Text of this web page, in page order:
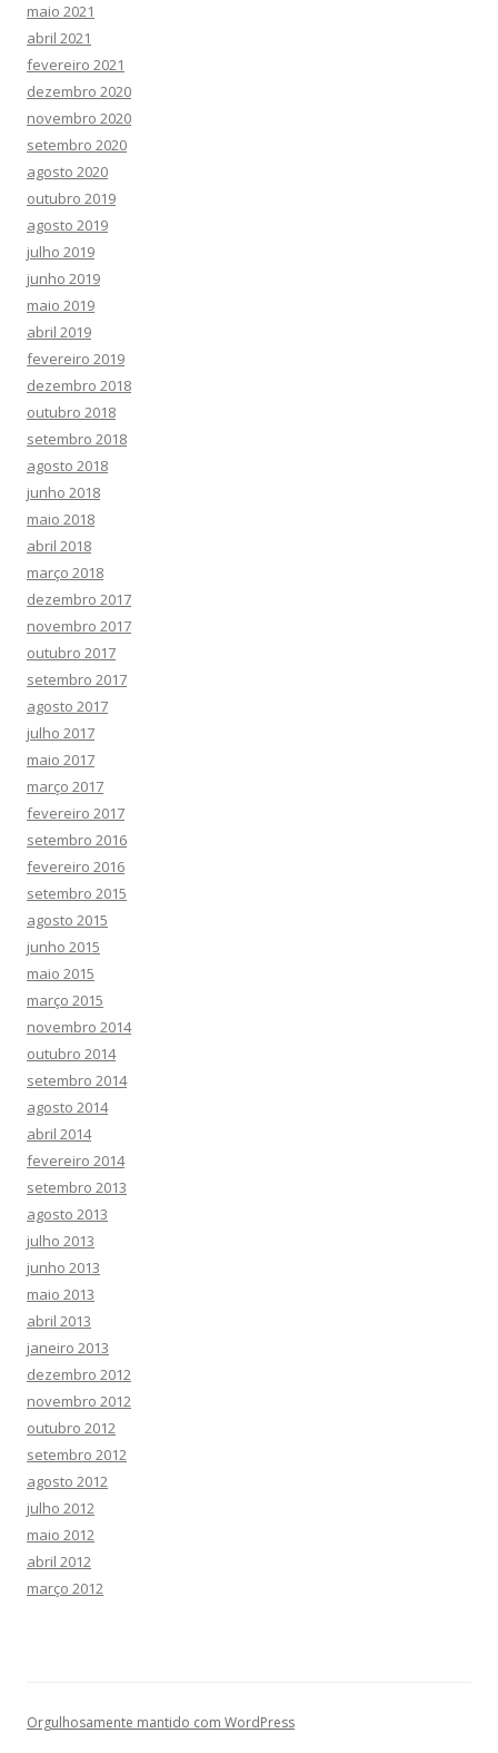
maio 2021
abril 2021
fevereiro 2021
dezembro 2020
novembro 2020
setembro 2020
agosto 2020
outubro 2019
agosto 2019
julho 2019
junho 2019
maio 2019
abril 2019
fevereiro 2019
dezembro 2018
outubro 2018
setembro 2018
agosto 2018
junho 2018
maio 2018
abril 2018
março 2018
dezembro 2017
novembro 2017
outubro 2017
setembro 2017
agosto 2017
julho 2017
maio 2017
março 2017
fevereiro 2017
setembro 2016
fevereiro 2016
setembro 2015
agosto 2015
junho 2015
maio 2015
março 2015
novembro 2014
outubro 2014
setembro 2014
agosto 2014
abril 2014
fevereiro 2014
setembro 2013
agosto 2013
julho 2013
junho 2013
maio 2013
abril 2013
janeiro 2013
dezembro 2012
novembro 2012
outubro 2012
setembro 2012
agosto 2012
julho 2012
maio 2012
abril 2012
março 2012
Orgulhosamente mantido com WordPress